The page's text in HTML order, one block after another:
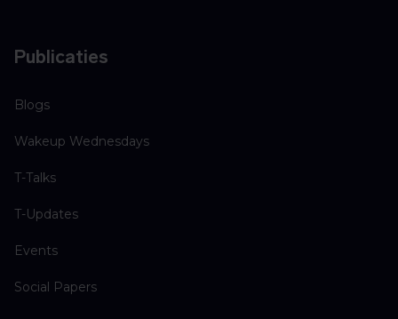
Publicaties
Blogs
Wakeup Wednesdays
T-Talks
T-Updates
Events
Social Papers